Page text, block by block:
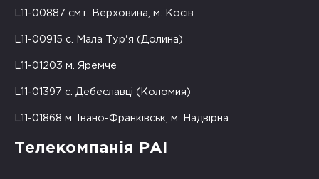
L11-00887 смт. Верховина, м. Косів
L11-00915 с. Мала Тур'я (Долина)
L11-01203 м. Яремче
L11-01397 с. Дебеславці (Коломия)
L11-01868 м. Івано-Франківськ, м. Надвірна
Телекомпанія РАІ